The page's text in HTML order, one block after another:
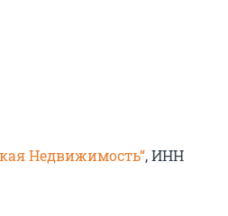
Недвижимость“, ИНН